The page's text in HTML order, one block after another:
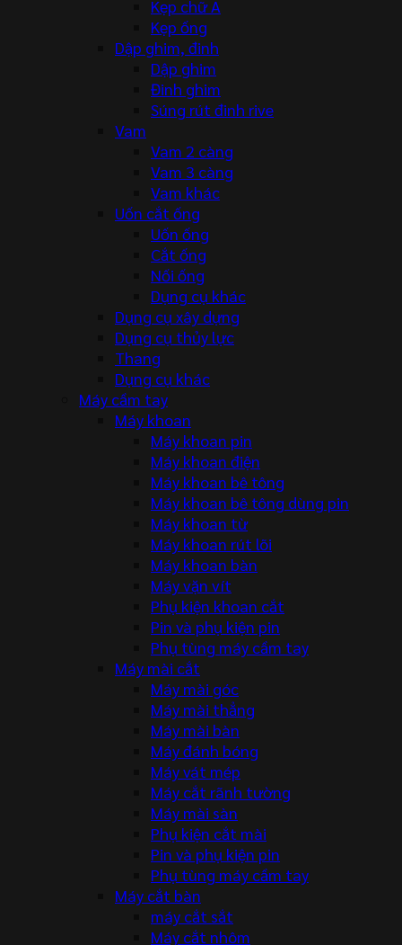
Kẹp chữ A
Kẹp ống
Dập ghim, đinh
Dập ghim
Đinh ghim
Súng rút đinh rive
Vam
Vam 2 càng
Vam 3 càng
Vam khác
Uốn cắt ống
Uốn ống
Cắt ống
Nối ống
Dụng cụ khác
Dụng cụ xây dựng
Dụng cụ thủy lực
Thang
Dụng cụ khác
Máy cầm tay
Máy khoan
Máy khoan pin
Máy khoan điện
Máy khoan bê tông
Máy khoan bê tông dùng pin
Máy khoan từ
Máy khoan rút lõi
Máy khoan bàn
Máy vặn vít
Phụ kiện khoan cắt
Pin và phụ kiện pin
Phụ tùng máy cầm tay
Máy mài cắt
Máy mài góc
Máy mài thẳng
Máy mài bàn
Máy đánh bóng
Máy vát mép
Máy cắt rãnh tường
Máy mài sàn
Phụ kiện cắt mài
Pin và phụ kiện pin
Phụ tùng máy cầm tay
Máy cắt bàn
máy cắt sắt
Máy cắt nhôm